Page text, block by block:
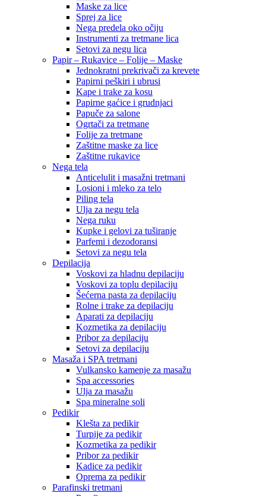
Maske za lice
Sprej za lice
Nega predela oko očiju
Instrumenti za tretmane lica
Setovi za negu lica
Papir – Rukavice – Folije – Maske
Jednokratni prekrivači za krevete
Papirni peškiri i ubrusi
Kape i trake za kosu
Papirne gaćice i grudnjaci
Papuče za salone
Ogrtači za tretmane
Folije za tretmane
Zaštitne maske za lice
Zaštitne rukavice
Nega tela
Anticelulit i masažni tretmani
Losioni i mleko za telo
Piling tela
Ulja za negu tela
Nega ruku
Kupke i gelovi za tuširanje
Parfemi i dezodoransi
Setovi za negu tela
Depilacija
Voskovi za hladnu depilaciju
Voskovi za toplu depilaciju
Šećerna pasta za depilaciju
Rolne i trake za depilaciju
Aparati za depilaciju
Kozmetika za depilaciju
Pribor za depilaciju
Setovi za depilaciju
Masaža i SPA tretmani
Vulkansko kamenje za masažu
Spa accessories
Ulja za masažu
Spa mineralne soli
Pedikir
Klešta za pedikir
Turpije za pedikir
Kozmetika za pedikir
Pribor za pedikir
Kadice za pedikir
Oprema za pedikir
Parafinski tretmani